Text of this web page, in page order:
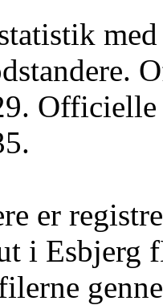
er
i Esbjerg